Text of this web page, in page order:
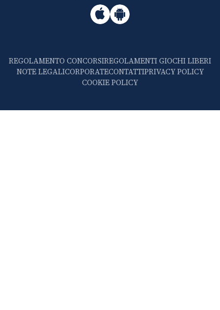
REGOLAMENTO CONCORSIREGOLAMENTI GIOCHI LIBERI
NOTE LEGALICORPORATECONTATTIPRIVACY POLICY
COOKIE POLICY